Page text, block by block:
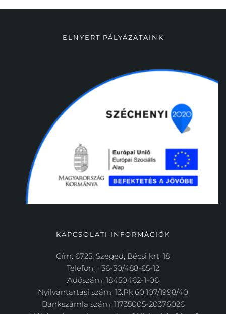
ELNYERT PÁLYÁZATAINK
KAPCSOLATI INFORMÁCIÓK
Cím: 6725, Szeged, Bécsi krt. 18
Telefon: +36-30/488-65-12
Adószám: 18450462-1-06
Nyilvántartási szám: 13.Pk.60.107/1998/40
Bankszámla szám: 11735005-20376026